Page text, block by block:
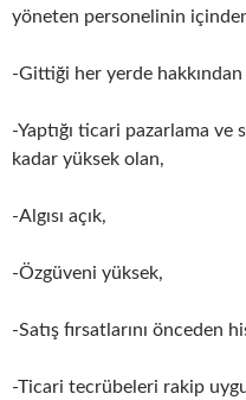
yöneten personelinin
-Gittiği her yerde
-Yaptığı ticari pazarlama ve
kadar yüksek olan,
-Algısı açık,
-Özgüveni yüksek,
-Satış fırsatlarını önceden
-Ticari tecrübeleri rakip